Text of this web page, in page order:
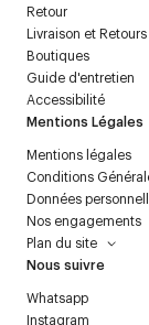
Retour
Livraison et Retours
Boutiques
Guide d'entretien
Accessibilité
Mentions Légales
Mentions légales
Conditions
Données
Nos engagements
Plan du site
Nous suivre
Whatsapp
Instagram